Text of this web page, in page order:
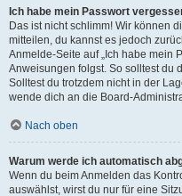
Ich habe mein Passwort
Das ist nicht schlimm! Wir können
mitteilen, du kannst es jedoch
Anmelde-Seite auf „Ich habe mein
Anweisungen folgst. So solltest du
Solltest du trotzdem nicht in der
wende dich an die Board-
Nach oben
Warum werde ich automatisch
Wenn du beim Anmelden das
auswählst, wirst du nur für eine